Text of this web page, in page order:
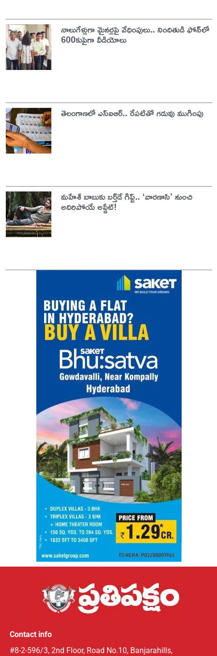
నాలుగేళ్లుగా మైనర్లపై వేధింపులు.. నిందితుడి ఫోన్‌లో
600కుపైగా వీడియోలు
తెలంగాణలో ఎస్‌ఐఆర్‌.. రేపటితో గడువు ముగింపు
మహేశ్ బాబుకు బర్త్‌డే గిఫ్ట్.. ‘వారణాసి’ నుంచి
అదిరిపోయే అప్డేట్!
Contact info
#8-2-596/3, 2nd Floor, Road No.10, Banjarahills,